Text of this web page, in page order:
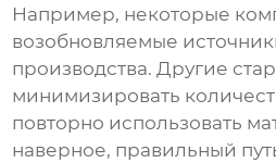
Например, некоторые
возобновляемые
производства. Другие
минимизировать
повторно использовать
наверное, правильный